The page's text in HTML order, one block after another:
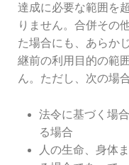
達成に必要な範囲を
りません。合併その
た場合にも、あらか
継前の利用目的の範
ん。ただし、次の場
法令に基づく場
る場合
人の生命、身体